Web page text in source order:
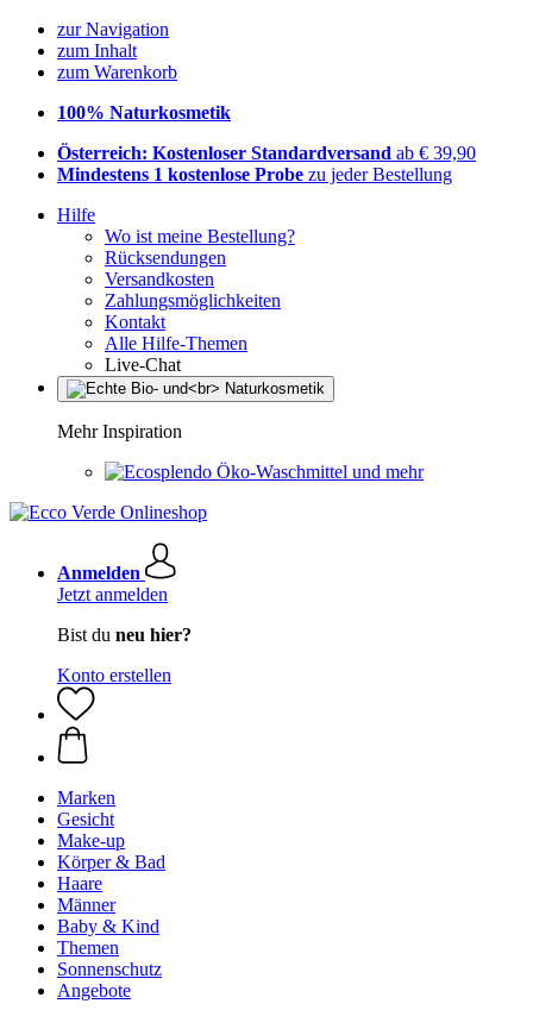
zur Navigation
zum Inhalt
zum Warenkorb
100% Naturkosmetik
Österreich: Kostenloser Standardversand ab € 39,90
Mindestens 1 kostenlose Probe zu jeder Bestellung
Hilfe
Wo ist meine Bestellung?
Rücksendungen
Versandkosten
Zahlungsmöglichkeiten
Kontakt
Alle Hilfe-Themen
Live-Chat
Mehr Inspiration
Öko-Waschmittel und mehr
Anmelden
Jetzt anmelden
Bist du neu hier?
Konto erstellen
Marken
Gesicht
Make-up
Körper & Bad
Haare
Männer
Baby & Kind
Themen
Sonnenschutz
Angebote